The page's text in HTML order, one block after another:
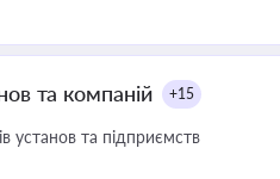
та компаній +15
установ та підприємств